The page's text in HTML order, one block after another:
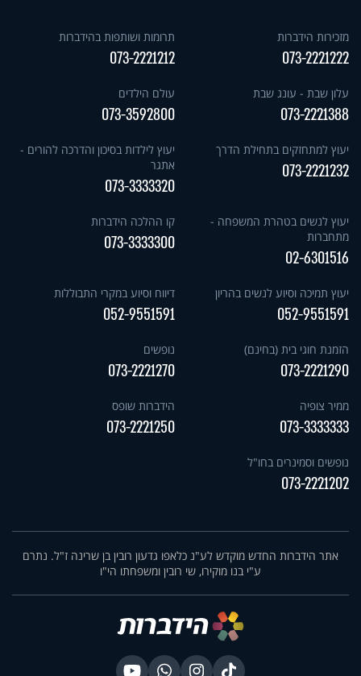
מזכירות הידברות
073-2221222
תרומות ושותפות בהידברות
073-2221212
עלון שבת - עונג שבת
073-2221388
עולם הילדים
073-3592800
יעוץ למתחזקים בתחילת הדרך
073-2221232
יעוץ לילדות בסיכון והדרכה להורים -
אתגר
073-3333320
יעוץ לנשים בטהרת המשפחה -
מתחברות
02-6301516
קו ההלכה הידברות
073-3333300
יעוץ תמיכה וסיוע לנשים בהריון
052-9551591
דיווח וסיוע במקרי התבוללות
052-9551591
הזמנת חוגי בית (בחינם)
073-2221290
נופשים
073-2221270
ממיר צופיה
073-3333333
הידברות שופס
073-2221250
נופשים וסמינרים בחו"ל
073-2221202
אתר הידברות החדש מוקדש לע"נ כלאפו גדעון רובין בן שרינה ז"ל. נתרם
ע"י בנו מוקירו, שי רובין ומשפחתו הי"ו